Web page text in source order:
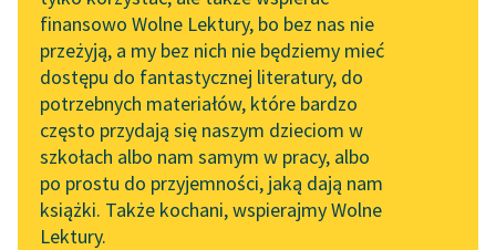
Zapraszamy na spotkanie
online z tłumaczkami
literatury skandynawskiej
Spotkanie z Katarzyną
Tunkiel w Oslo
102. lata temu zmarł
Joseph Conrad
API
OAI-PMH
Widget Wolnych Lektur
Przypisy
finansowo Wolne Lektury, bo bez nas nie
przeżyją, a my bez nich nie będziemy mieć
dostępu do fantastycznej literatury, do
potrzebnych materiałów, które bardzo
często przydają się naszym dzieciom w
szkołach albo nam samym w pracy, albo
po prostu do przyjemności, jaką dają nam
książki. Także kochani, wspierajmy Wolne
Lektury.
Pilno też było
Wawrzusiowi doczekać
się wieczora, a raczej
nocy, by choć raz
drewienka tym...
Czytaj więcej